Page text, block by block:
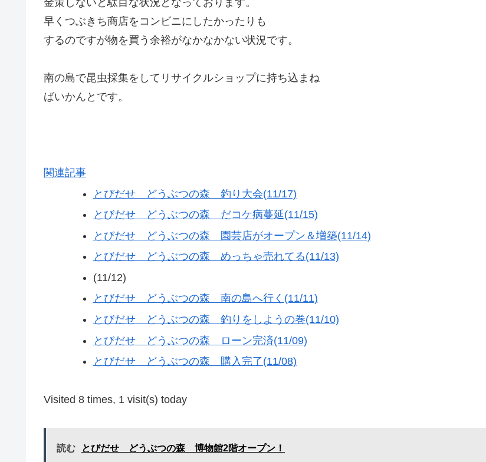
早くつぶきち商店をコンビニにしたかったりも
するのですが物を買う余裕がなかなかない状況です。
南の島で昆虫採集をしてリサイクルショップに持ち込まね
ばいかんとです。
関連記事
とびだせ どうぶつの森 釣り大会(11/17)
とびだせ どうぶつの森 だコケ病蔓延(11/15)
とびだせ どうぶつの森 園芸店がオープン＆増築(11/14)
とびだせ どうぶつの森 めっちゃ売れてる(11/13)
(11/12)
とびだせ どうぶつの森 南の島へ行く(11/11)
とびだせ どうぶつの森 釣りをしようの巻(11/10)
とびだせ どうぶつの森 ローン完済(11/09)
とびだせ どうぶつの森 購入完了(11/08)
Visited 8 times, 1 visit(s) today
読む とびだせ どうぶつの森 博物館2階オープン！